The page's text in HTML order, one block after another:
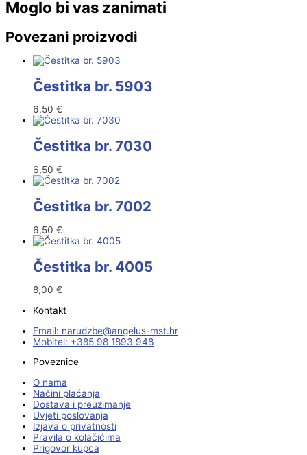
Moglo bi vas zanimati
Povezani proizvodi
Čestitka br. 5903
6,50 €
Čestitka br. 7030
6,50 €
Čestitka br. 7002
6,50 €
Čestitka br. 4005
8,00 €
Kontakt
Email:
rh.tsm-sulegna
@ebzduran
Mobitel: +385 98 1893 948
Poveznice
O nama
Načini plaćanja
Dostava i preuzimanje
Uvjeti poslovanja
Izjava o privatnosti
Pravila o kolačićima
Prigovor kupca